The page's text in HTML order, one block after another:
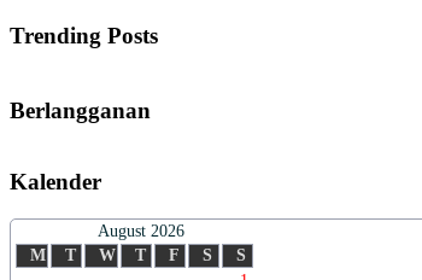
Trending Posts
Berlangganan
Kalender
August 2026
M
T W T F S
S